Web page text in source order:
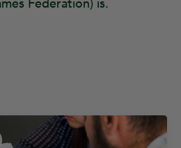
Federation) is.